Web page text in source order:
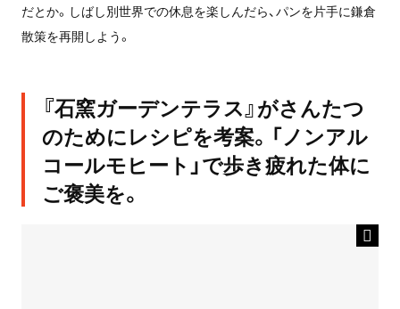
だとか。しばし別世界での休息を楽しんだら、パンを片手に鎌倉
散策を再開しよう。
『石窯ガーデンテラス』がさんたつ
のためにレシピを考案。「ノンアル
コールモヒート」で歩き疲れた体に
ご褒美を。